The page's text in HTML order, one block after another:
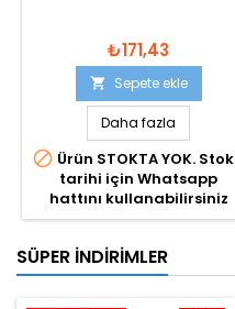
₺171,43
 Sepete ekle
Daha fazla
 Ürün STOKTA YOK. Stok
tarihi için Whatsapp
hattını kullanabilirsiniz
SÜPER İNDIRIMLER